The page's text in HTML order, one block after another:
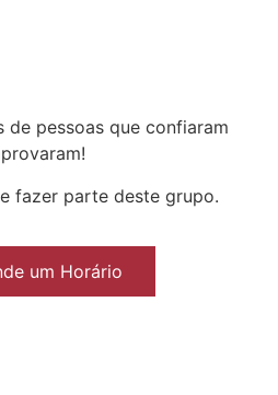
de pessoas que confiaram
fazer parte deste grupo.
um Horário